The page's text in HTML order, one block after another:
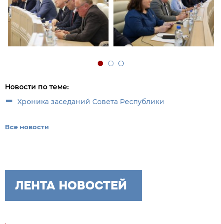
Новости по теме:
Хроника заседаний Совета Республики
Все новости
ЛЕНТА НОВОСТЕЙ